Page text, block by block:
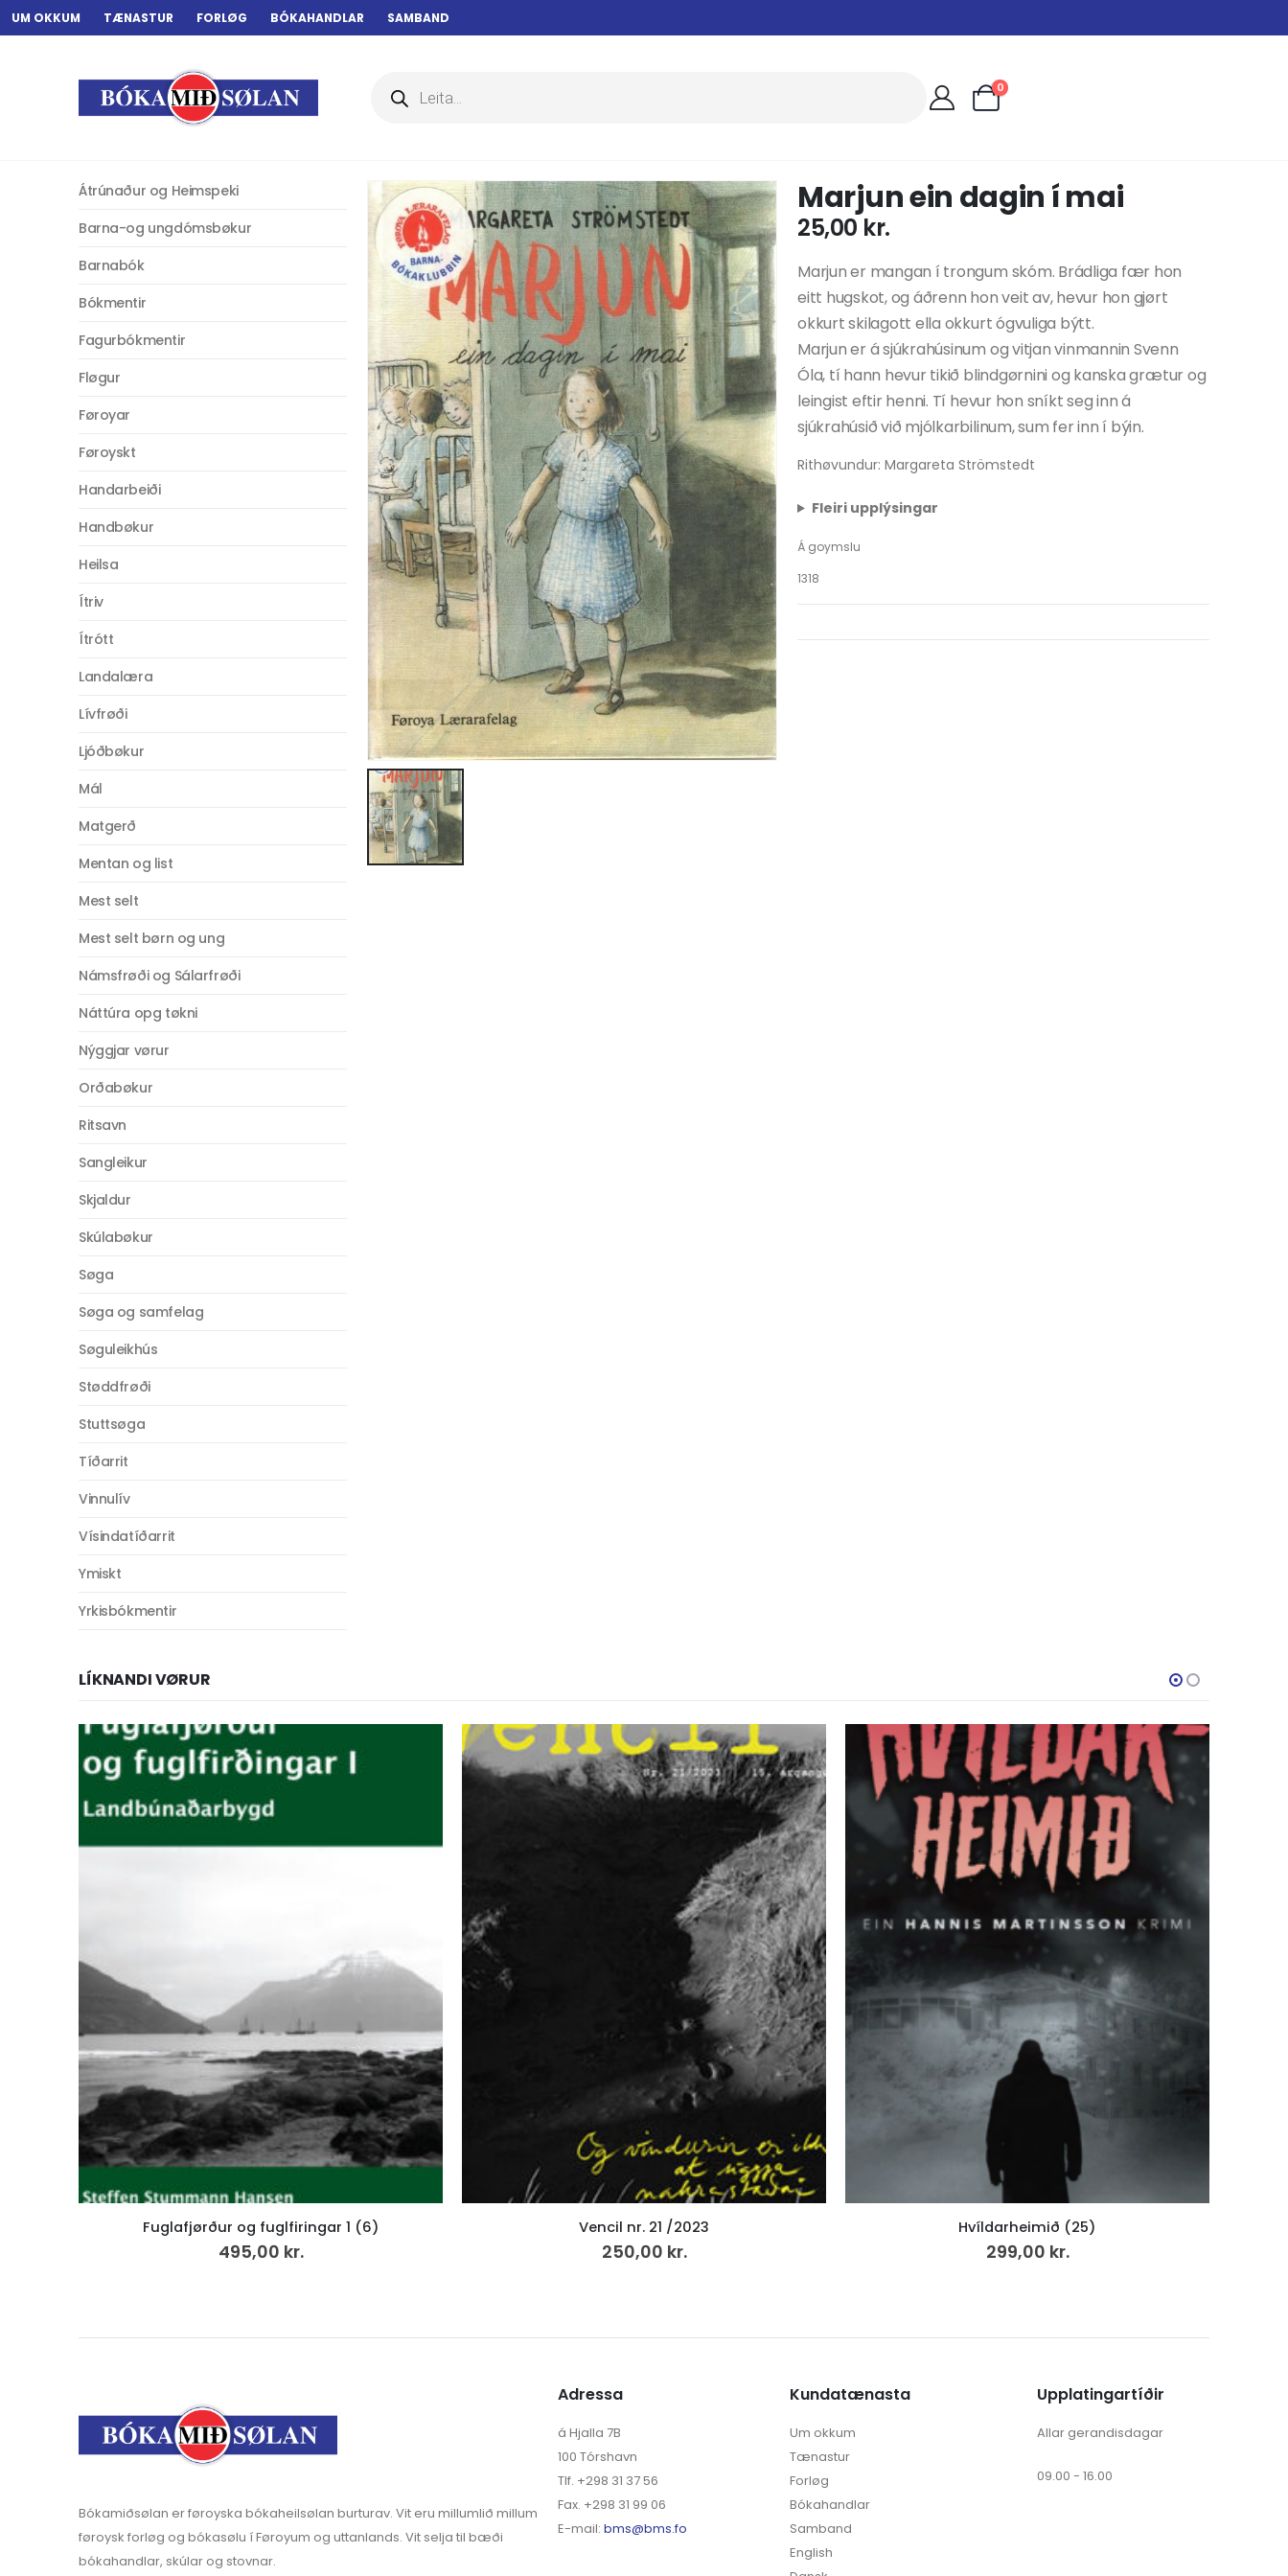
UM OKKUM TÆNASTUR FORLØG BÓKAHANDLAR SAMBAND
search 0
Marjun ein dagin í mai
25,00 kr.
Marjun er mangan í trongum skóm. Brádliga fær hon
eitt hugskot, og áðrenn hon veit av, hevur hon gjørt
okkurt skilagott ella okkurt ógvuliga býtt.
Marjun er á sjúkrahúsinum og vitjan vinmannin Svenn
Óla, tí hann hevur tikið blindgørnini og kanska grætur og
leingist eftir henni. Tí hevur hon sníkt seg inn á
sjúkrahúsið við mjólkarbilinum, sum fer inn í býin.
Rithøvundur: Margareta Strömstedt
Fleiri upplýsingar
Á goymslu
1318
Átrúnaður og Heimspeki
Barna-og ungdómsbøkur
Barnabók
Bókmentir
Fagurbókmentir
Fløgur
Føroyar
Føroyskt
Handarbeiði
Handbøkur
Heilsa
Ítriv
Ítrótt
Landalæra
Lívfrøði
Ljóðbøkur
Mál
Matgerð
Mentan og list
Mest selt
Mest selt børn og ung
Námsfrøði og Sálarfrøði
Náttúra opg tøkni
Nýggjar vørur
Orðabøkur
Ritsavn
Sangleikur
Skjaldur
Skúlabøkur
Søga
Søga og samfelag
Søguleikhús
Støddfrøði
Stuttsøga
Tíðarrit
Vinnulív
Vísindatíðarrit
Ymiskt
Yrkisbókmentir
LÍKNANDI VØRUR
Vencil nr. 21 /2023
250,00 kr.
Hvíldarheimið (25)
299,00 kr.
Tíð – Deiggj, LP
249,00kr.v.mvg
Bókamiðsølan er føroyska bókaheilsølan burturav. Vit eru millumlið millum
føroysk forløg og bókasølu í Føroyum og uttanlands. Vit selja til bæði
bókahandlar, skúlar og stovnar.
Adressa
á Hjalla 7B
100 Tórshavn
Tlf. +298 31 37 56
Fax. +298 31 99 06
E-mail: bms@bms.fo
Kundatænasta
Um okkum
Tænastur
Forløg
Bókahandlar
Samband
English
Upplatingartíðir
Allar gerandisdagar
09.00 - 16.00